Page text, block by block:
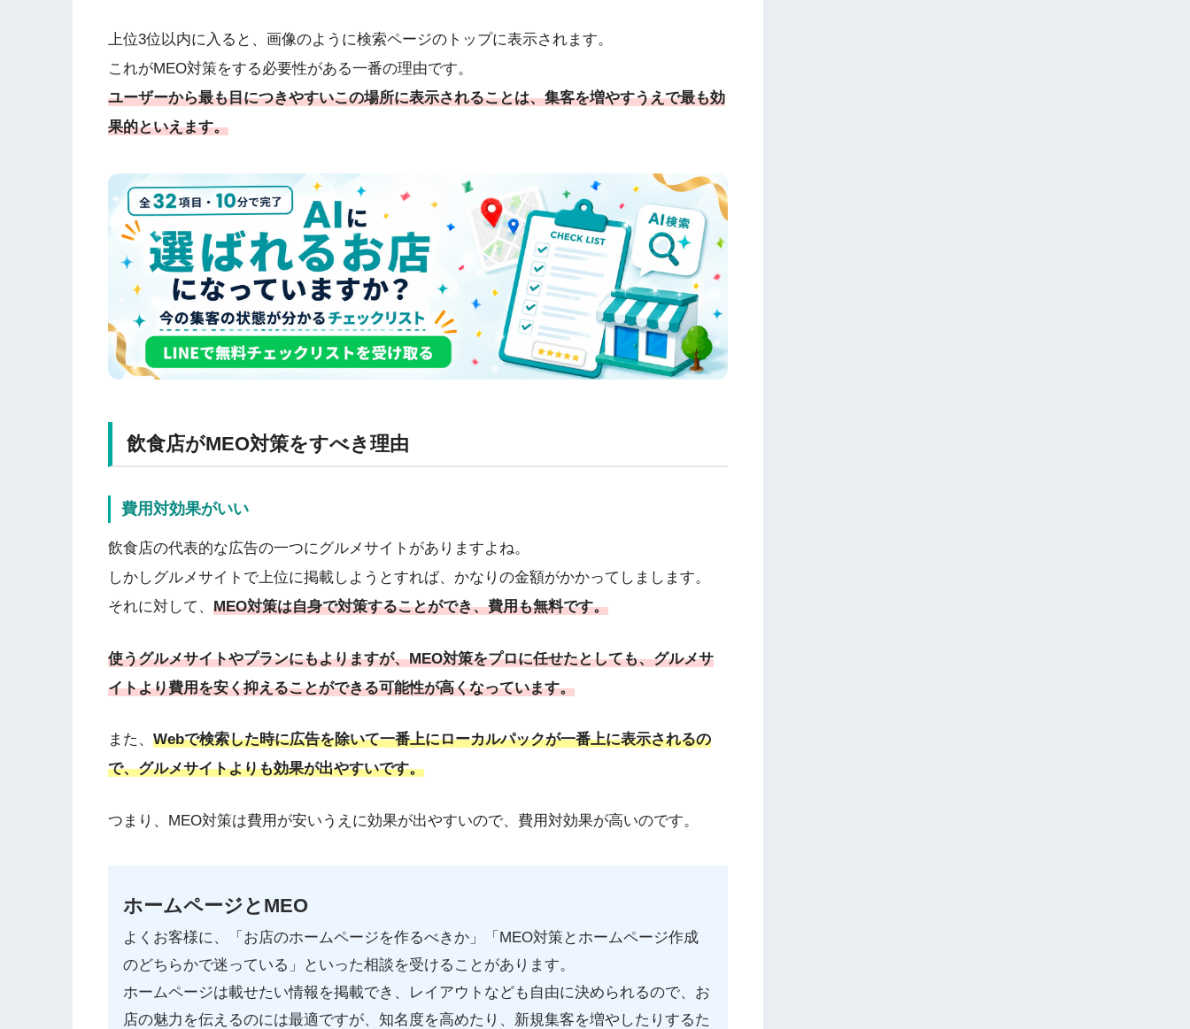
上位3位以内に入ると、画像のように検索ページのトップに表示されます。
これがMEO対策をする必要性がある一番の理由です。
ユーザーから最も目につきやすいこの場所に表示されることは、集客を増やすうえで最も効
果的といえます。
飲食店がMEO対策をすべき理由
費用対効果がいい
飲食店の代表的な広告の一つにグルメサイトがありますよね。
しかしグルメサイトで上位に掲載しようとすれば、かなりの金額がかかってしまします。
それに対して、 MEO対策は自身で対策することができ、費用も無料です。
使うグルメサイトやプランにもよりますが、MEO対策をプロに任せたとしても、グルメサ
イトより費用を安く抑えることができる可能性が高くなっています。
また、 Webで検索した時に広告を除いて一番上にローカルパックが一番上に表示されるの
で、グルメサイトよりも効果が出やすいです。
つまり、MEO対策は費用が安いうえに効果が出やすいので、費用対効果が高いのです。
ホームページとMEO
よくお客様に、「お店のホームページを作るべきか」「MEO対策とホームページ作成
のどちらかで迷っている」といった相談を受けることがあります。
ホームページは載せたい情報を掲載でき、レイアウトなども自由に決められるので、お
店の魅力を伝えるのには最適ですが、知名度を高めたり、新規集客を増やしたりするた